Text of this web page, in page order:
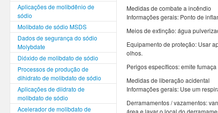
Aplicações de molibdênio de
sódio
Molibdato de sódio MSDS
Dados de segurança do sódio
Molybdate
Dióxido de molibdato de sódio
Processos de produção de
dihidrato de molibdato de sódio
Aplicações de diidrato de
molibdato de sódio
Acelerador de molibdato de
Medidas de combate a incêndio
Informações gerais: Ponto de
Meios de extinção: água
Equipamento de proteção: Usar
olhos.
Perigos específicos: emite
Medidas de liberação acidental
Informações gerais: Use um
Derramamentos / vazamentos:
área e lavar o local do